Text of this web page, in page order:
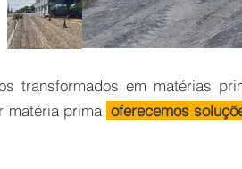
transformados em matérias
matéria prima oferecemos